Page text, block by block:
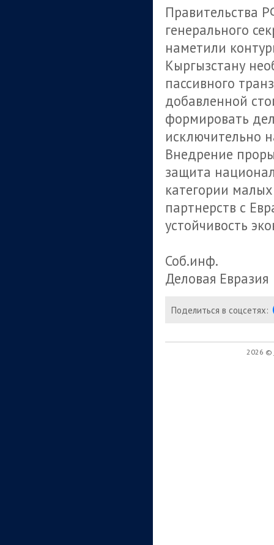
Правительства
генерального
наметили
Кыргызстану
пассивного
добавленной
формировать
исключительно
Внедрение
защита
категории
партнерств с
устойчивость
Соб.инф.
Деловая Евразия
Поделиться в соцсетях:
2026 ©